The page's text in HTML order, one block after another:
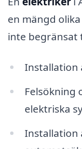
en mängd
inte begränsat
Installation
Felsökning
elektriska
Installation